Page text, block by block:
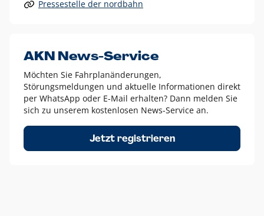
Alle anderen Logo-Varianten dürfen nur in Ausnahmefällen
Diese Ausnahmen sind zum Beispiel:
dem AKN Blau,
weißes Logo auf Fotohintergründen,
schwarzes Logo für reine Schwarz-Weiß-Umsetzungen
Um das Logo herum muss ein Schutzraum von jeweils einer
Höhe bzw. Breite des N aus AKN in alle Richtungen
Pressestelle der nordbahn
AKN News-Service
Möchten Sie Fahrplanänderungen,
Störungsmeldungen und aktuelle Informationen direkt
per WhatsApp oder E-Mail erhalten? Dann melden Sie
sich zu unserem kostenlosen News-Service an.
Jetzt registrieren